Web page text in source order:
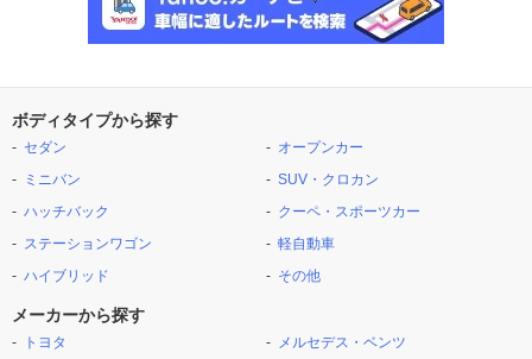
ボディタイプから探す
セダン
ミニバン
ハッチバック
ステーションワゴン
ハイブリッド
オープンカー
SUV・クロカン
クーペ・スポーツカー
軽自動車
その他
メーカーから探す
トヨタ
メルセデス・ベンツ